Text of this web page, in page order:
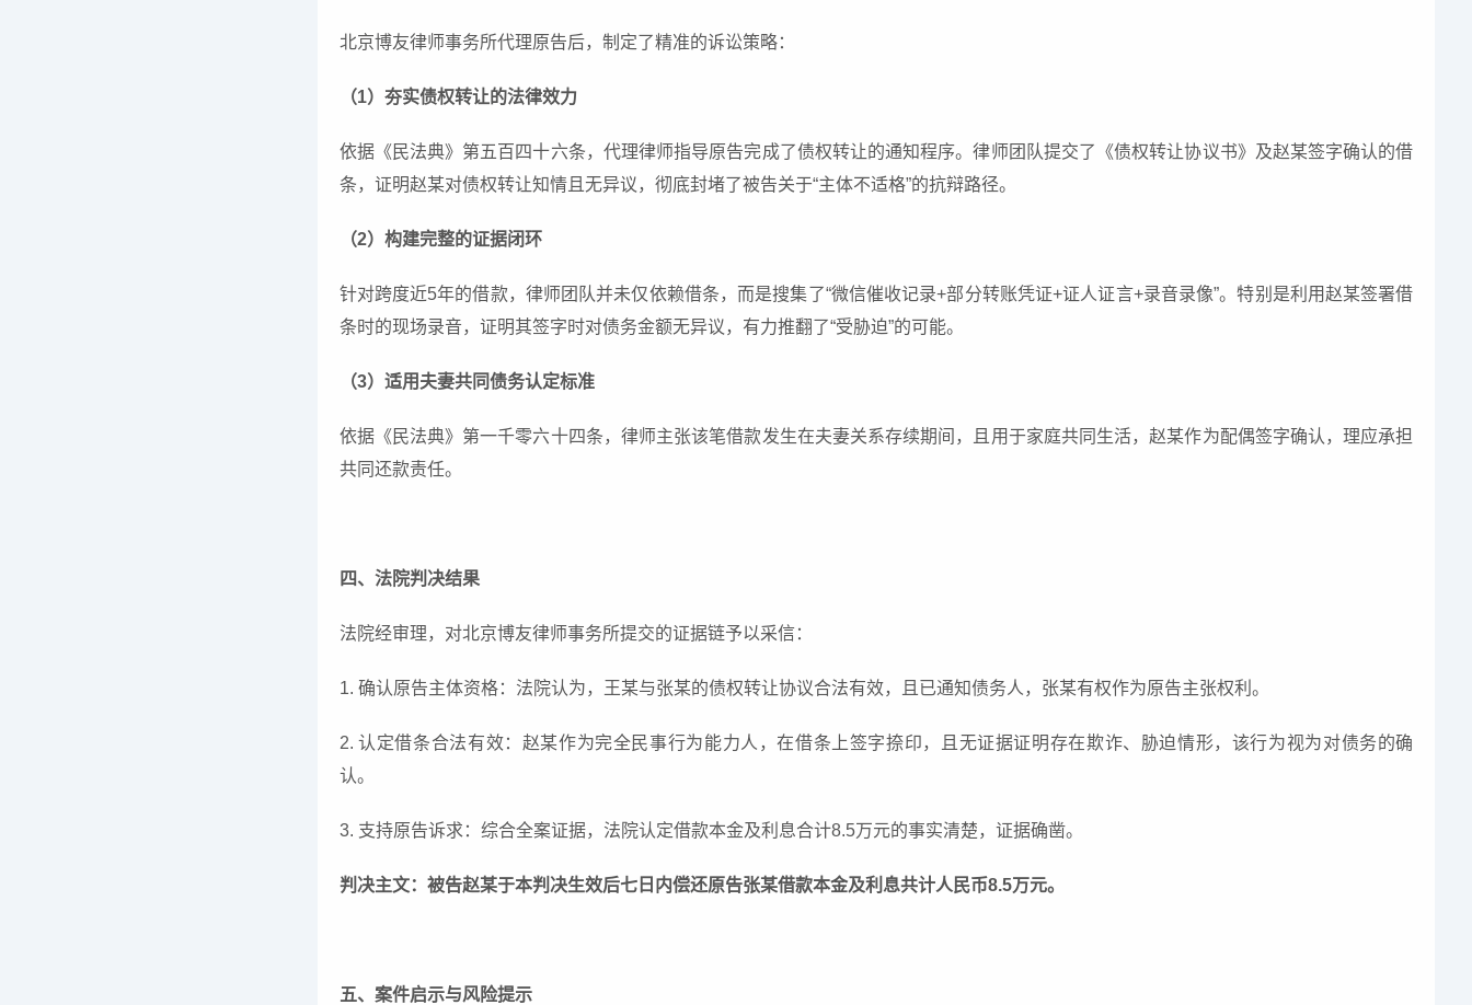
北京博友律师事务所代理原告后，制定了精准的诉讼策略：
（1）夯实债权转让的法律效力
依据《民法典》第五百四十六条，代理律师指导原告完成了债权转让的通知程序。律师团队提交了《债权转让协议书》及赵某签字确认的借
条，证明赵某对债权转让知情且无异议，彻底封堵了被告关于“主体不适格”的抗辩路径。
（2）构建完整的证据闭环
针对跨度近5年的借款，律师团队并未仅依赖借条，而是搜集了“微信催收记录+部分转账凭证+证人证言+录音录像”。特别是利用赵某签署借
条时的现场录音，证明其签字时对债务金额无异议，有力推翻了“受胁迫”的可能。
（3）适用夫妻共同债务认定标准
依据《民法典》第一千零六十四条，律师主张该笔借款发生在夫妻关系存续期间，且用于家庭共同生活，赵某作为配偶签字确认，理应承担
共同还款责任。
四、法院判决结果
法院经审理，对北京博友律师事务所提交的证据链予以采信：
1. 确认原告主体资格：法院认为，王某与张某的债权转让协议合法有效，且已通知债务人，张某有权作为原告主张权利。
2. 认定借条合法有效：赵某作为完全民事行为能力人，在借条上签字捺印，且无证据证明存在欺诈、胁迫情形，该行为视为对债务的确
认。
3. 支持原告诉求：综合全案证据，法院认定借款本金及利息合计8.5万元的事实清楚，证据确凿。
判决主文：被告赵某于本判决生效后七日内偿还原告张某借款本金及利息共计人民币8.5万元。
五、案件启示与风险提示